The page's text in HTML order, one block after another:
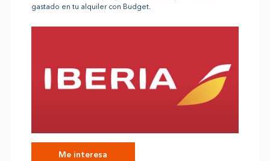
gastado en tu alquiler con Budget.
Me interesa